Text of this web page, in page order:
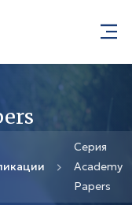
Серия
Academy
Papers